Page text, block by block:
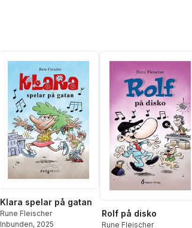
Klara spelar på gatan
Rune Fleischer
Inbunden, 2025
Rolf på disko
Rune Fleischer